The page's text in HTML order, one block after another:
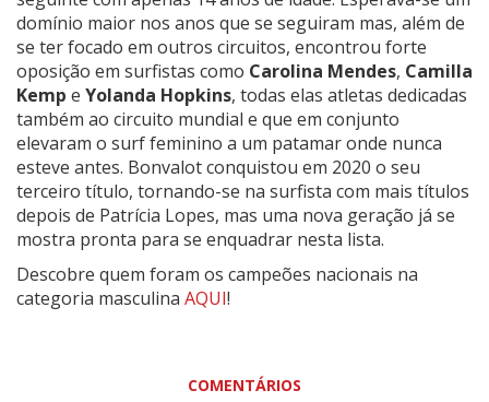
domínio maior nos anos que se seguiram mas, além de
se ter focado em outros circuitos, encontrou forte
oposição em surfistas como Carolina Mendes, Camilla
Kemp e Yolanda Hopkins, todas elas atletas dedicadas
também ao circuito mundial e que em conjunto
elevaram o surf feminino a um patamar onde nunca
esteve antes. Bonvalot conquistou em 2020 o seu
terceiro título, tornando-se na surfista com mais títulos
depois de Patrícia Lopes, mas uma nova geração já se
mostra pronta para se enquadrar nesta lista.
Descobre quem foram os campeões nacionais na
categoria masculina AQUI!
COMENTÁRIOS